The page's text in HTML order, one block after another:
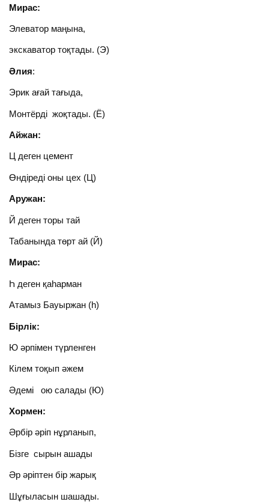
Мирас:
Элеватор маңына,
экскаватор тоқтады. (Э)
Әлия:
Эрик ағай тағыда,
Монтёрді жоқтады. (Ё)
Айжан:
Ц деген цемент
Өндіреді оны цех (Ц)
Аружан:
Й деген торы тай
Табанында төрт ай (Й)
Мирас:
Һ деген қаһарман
Атамыз Бауыржан (һ)
Бірлік:
Ю әрпімен түрленген
Кілем тоқып әжем
Әдемі ою салады (Ю)
Хормен:
Әрбір әріп нұрланып,
Бізге сырын ашады
Әр әріптен бір жарық
Шұғыласын шашады.